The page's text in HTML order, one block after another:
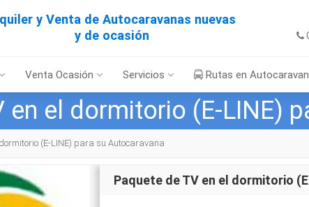
y Venta de Autocaravanas nuevas
y de ocasión
Venta Ocasión Servicios Rutas en
en el dormitorio (E-LINE)
(E-LINE) para su Autocaravana
Paquete de TV en el dormitorio